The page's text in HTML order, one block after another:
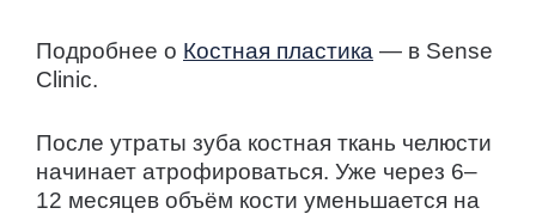
Подробнее о Костная пластика — в Sense
Clinic.
После утраты зуба костная ткань челюсти
начинает атрофироваться. Уже через 6–
12 месяцев объём кости уменьшается на